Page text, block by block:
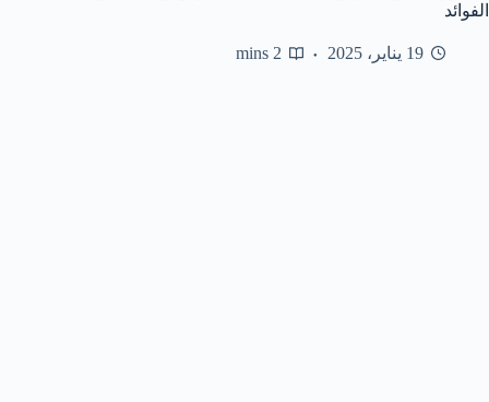
الفوائد
19 يناير، 2025 2 mins